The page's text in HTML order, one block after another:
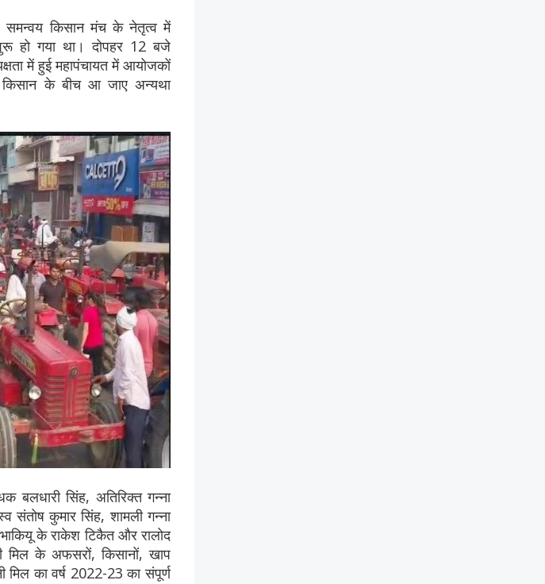
समन्वय किसान मंच के नेतृत्व में
हो गया था। दोपहर 12 बजे
में हुई महापंचायत में आयोजकों
के बीच आ जाए अन्यथा
बलधारी सिंह, अतिरिक्त गन्ना
संतोष कुमार सिंह, शामली गन्ना
के राकेश टिकैत और रालोद
मिल के अफसरों, किसानों, खाप
मिल का वर्ष 2022-23 का संपूर्ण